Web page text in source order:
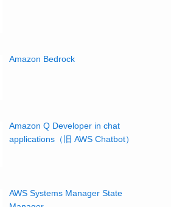
Amazon Bedrock
Amazon Q Developer in chat
applications（旧 AWS Chatbot）
AWS Systems Manager State